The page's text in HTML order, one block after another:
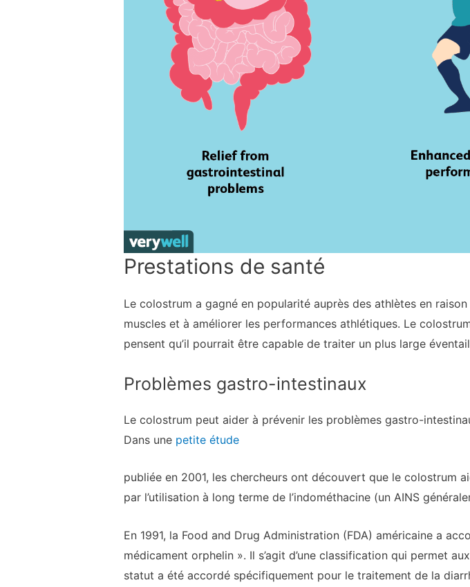
Prestations de santé
Le colostrum a gagné en popularité auprès des athlètes en
muscles et à améliorer les performances athlétiques. Le
pensent qu’il pourrait être capable de traiter un plus large
Problèmes gastro-intestinaux
Le colostrum peut aider à prévenir les problèmes gastro-
Dans une petite étude
publiée en 2001, les chercheurs ont découvert que le colostrum
par l’utilisation à long terme de l’indométhacine (un AINS
En 1991, la Food and Drug Administration (FDA) américaine a
médicament orphelin ». Il s’agit d’une classification qui permet
statut a été accordé spécifiquement pour le traitement de la